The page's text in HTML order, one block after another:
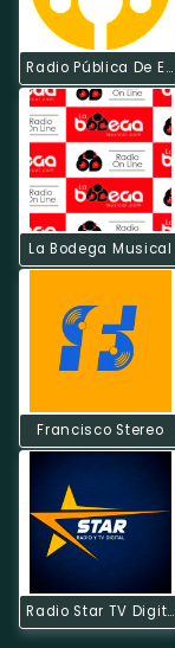
Radio Pública De Ecuador
La Bodega Musical
Francisco Stereo
Radio Star TV Digital